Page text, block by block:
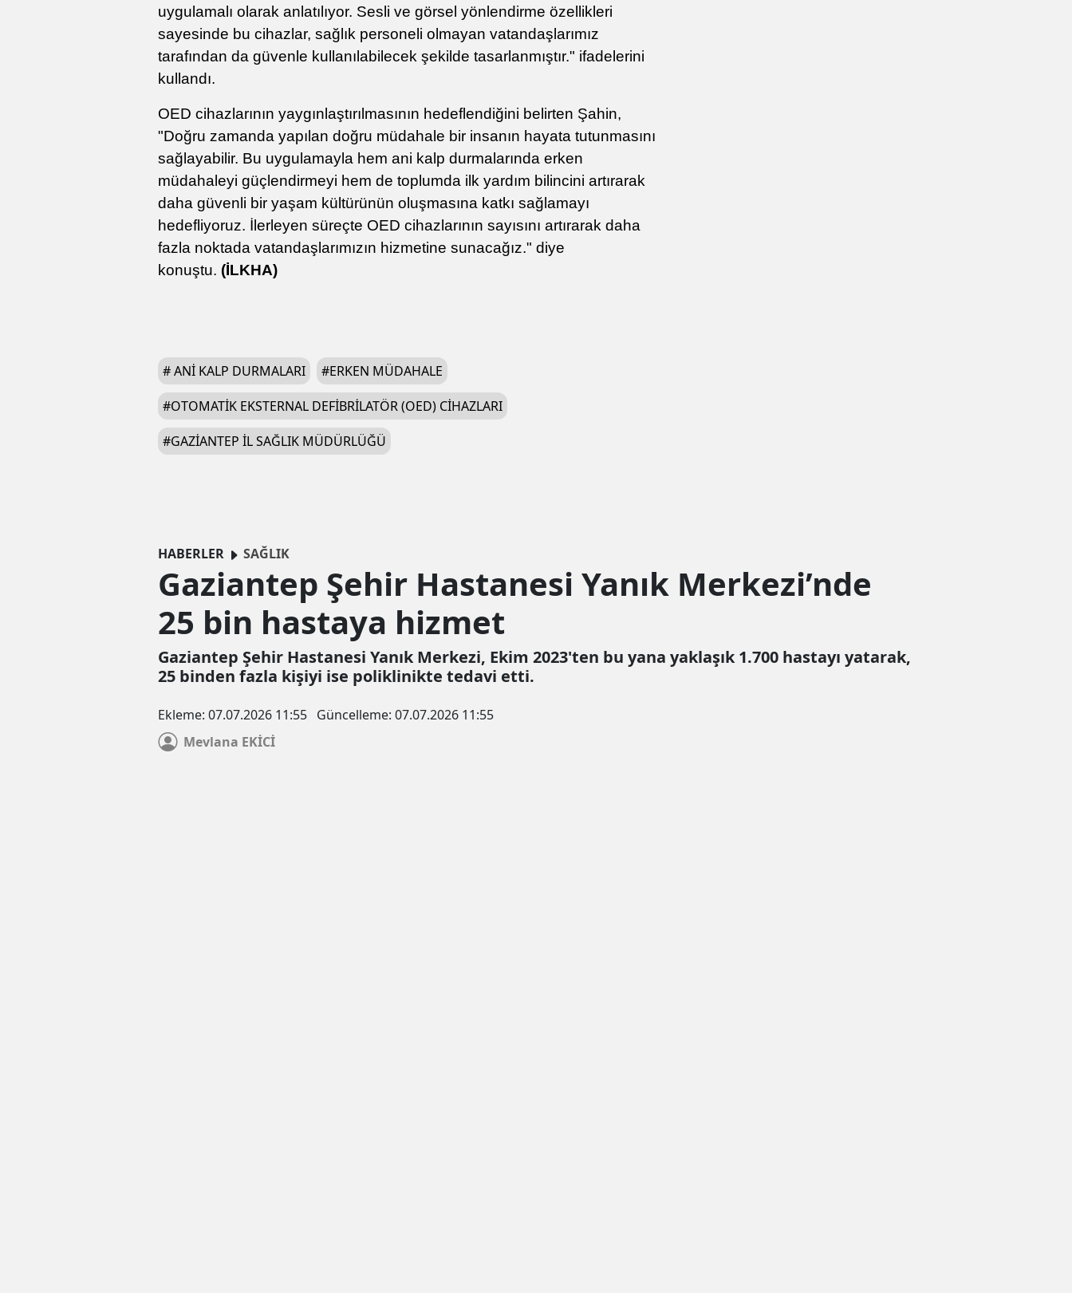
uygulamalı olarak anlatılıyor. Sesli ve görsel yönlendirme özellikleri
sayesinde bu cihazlar, sağlık personeli olmayan vatandaşlarımız
tarafından da güvenle kullanılabilecek şekilde tasarlanmıştır." ifadelerini
kullandı.
OED cihazlarının yaygınlaştırılmasının hedeflendiğini belirten Şahin,
"Doğru zamanda yapılan doğru müdahale bir insanın hayata tutunmasını
sağlayabilir. Bu uygulamayla hem ani kalp durmalarında erken
müdahaleyi güçlendirmeyi hem de toplumda ilk yardım bilincini artırarak
daha güvenli bir yaşam kültürünün oluşmasına katkı sağlamayı
hedefliyoruz. İlerleyen süreçte OED cihazlarının sayısını artırarak daha
fazla noktada vatandaşlarımızın hizmetine sunacağız." diye
konuştu. (İLKHA)
#ANI KALP DURMALARI #ERKEN MÜDAHALE
#OTOMATIK EKSTERNAL DEFIBRILATÖR (OED) CIHAZLARI
#GAZIANTEP İL SAĞLIK MÜDÜRLÜĞÜ
HABERLER SAĞLIK
Gaziantep Şehir Hastanesi Yanık Merkezi’nde
25 bin hastaya hizmet
Gaziantep Şehir Hastanesi Yanık Merkezi, Ekim 2023'ten bu yana yaklaşık 1.700 hastayı yatarak,
25 binden fazla kişiyi ise poliklinikte tedavi etti.
Ekleme: 07.07.2026 11:55 Güncelleme: 07.07.2026 11:55
Mevlana EKİCİ